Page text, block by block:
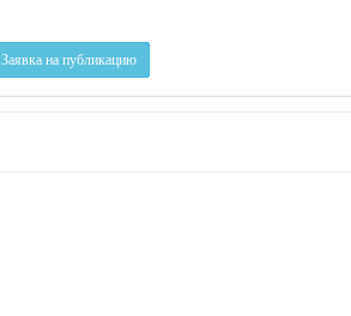
Заявка на публикацию